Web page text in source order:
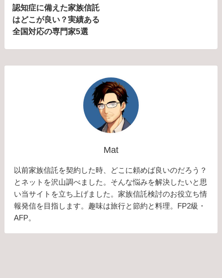
認知症に備えた家族信託
はどこが良い？実績ある
全国対応の専門家5選
Mat
以前家族信託を契約した時、どこに頼めば良いのだろう？
とネットを沢山調べました。そんな悩みを解決したいと思
い当サイトを立ち上げました。家族信託検討のお役立ち情
報発信を目指します。趣味は旅行と節約と料理。FP2級・
AFP。